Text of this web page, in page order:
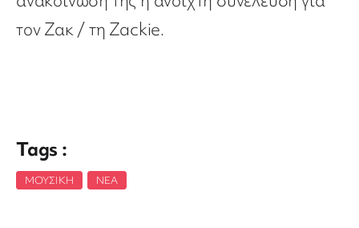
τον Ζακ / τη Zackie.
Tags :
ΜΟΥΣΙΚΉ ΝΈΑ